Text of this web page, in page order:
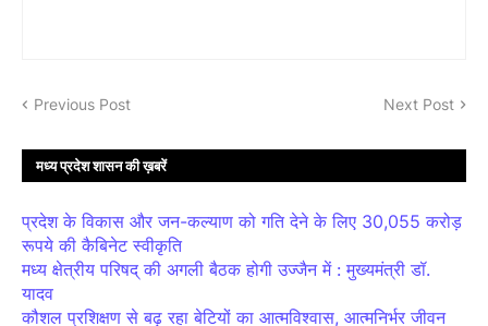
Previous Post Next Post
मध्य प्रदेश शासन की ख़बरें
प्रदेश के विकास और जन-कल्याण को गति देने के लिए 30,055 करोड़
रूपये की कैबिनेट स्वीकृति
मध्य क्षेत्रीय परिषद् की अगली बैठक होगी उज्जैन में : मुख्यमंत्री डॉ.
यादव
कौशल प्रशिक्षण से बढ़ रहा बेटियों का आत्मविश्वास, आत्मनिर्भर जीवन